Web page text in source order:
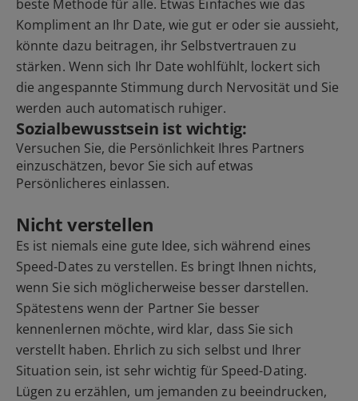
beste Methode für alle. Etwas Einfaches wie das
Kompliment an Ihr Date, wie gut er oder sie aussieht,
könnte dazu beitragen, ihr Selbstvertrauen zu
stärken. Wenn sich Ihr Date wohlfühlt, lockert sich
die angespannte Stimmung durch Nervosität und Sie
werden auch automatisch ruhiger.
Sozialbewusstsein ist wichtig:
Versuchen Sie, die Persönlichkeit Ihres Partners
einzuschätzen, bevor Sie sich auf etwas
Persönlicheres einlassen.
Nicht verstellen
Es ist niemals eine gute Idee, sich während eines
Speed-Dates zu verstellen. Es bringt Ihnen nichts,
wenn Sie sich möglicherweise besser darstellen.
Spätestens wenn der Partner Sie besser
kennenlernen möchte, wird klar, dass Sie sich
verstellt haben. Ehrlich zu sich selbst und Ihrer
Situation sein, ist sehr wichtig für Speed-Dating.
Lügen zu erzählen, um jemanden zu beeindrucken,